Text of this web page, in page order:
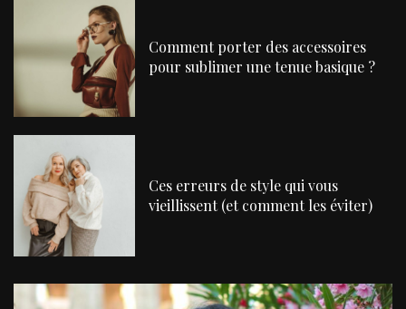
Comment porter des accessoires
pour sublimer une tenue basique ?
Ces erreurs de style qui vous
vieillissent (et comment les éviter)